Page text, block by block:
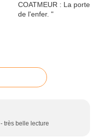
très belle lecture